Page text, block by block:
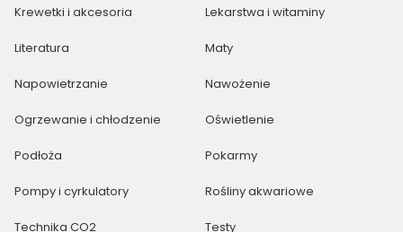
Krewetki i akcesoria Lekarstwa i witaminy
Literatura Maty
Napowietrzanie Nawożenie
Ogrzewanie i chłodzenie Oświetlenie
Podłoża Pokarmy
Pompy i cyrkulatory Rośliny akwariowe
Technika CO2 Testy